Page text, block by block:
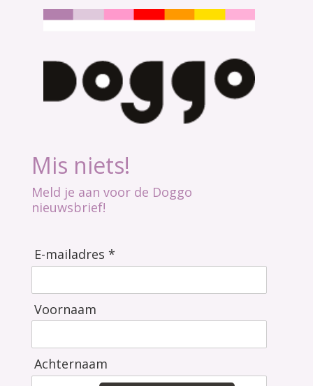
Mis niets!
Meld je aan voor de Doggo
nieuwsbrief!
E-mailadres *
Voornaam
Achternaam